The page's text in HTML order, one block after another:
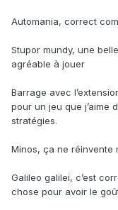
Automania, correct
Stupor mundy, une
agréable à jouer
Barrage avec
pour un jeu que j’aime
stratégies.
Minos, ça ne réinvente
Galileo galilei, c’est
chose pour avoir le